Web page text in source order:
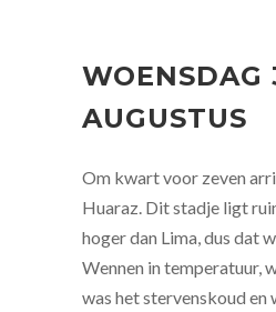
WOENSDAG
AUGUSTUS
Om kwart voor zeven
Huaraz. Dit stadje ligt
hoger dan Lima, dus dat
Wennen in temperatuur,
was het stervenskoud en